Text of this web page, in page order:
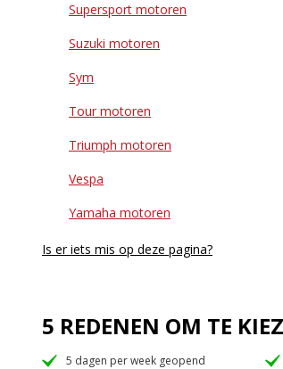
Supersport motoren
Suzuki motoren
Sym
Tour motoren
Triumph motoren
Vespa
Yamaha motoren
Is er iets mis op deze pagina?
5 REDENEN OM TE
5 dagen per week geopend